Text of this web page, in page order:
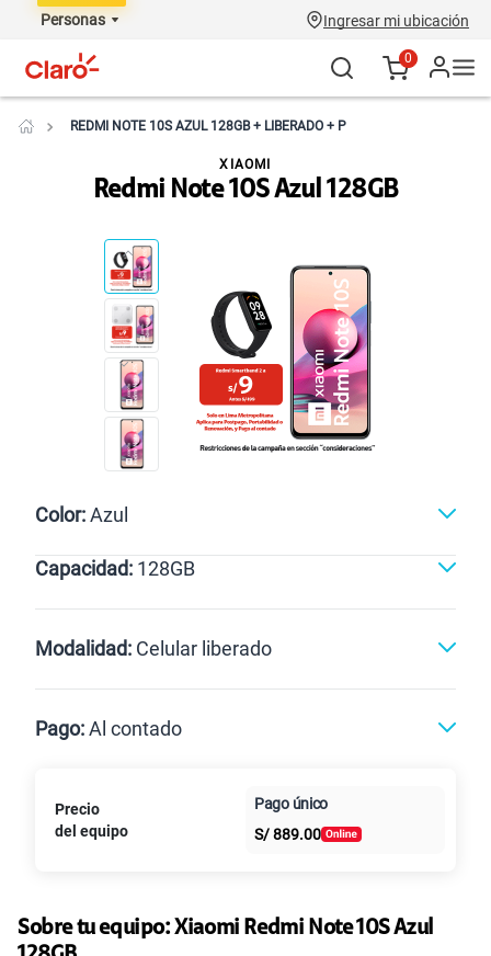
Personas Ingresar mi ubicación
0
REDMI NOTE 10S AZUL 128GB + LIBERADO + P
Redmi Note 10S Azul 128GB
XIAOMI
Color:Azul
Capacidad: 128GB
128GB
Modalidad: Celular liberado
Línea Nueva
Pago:Al contado
Al contado Cuotas Claro
intereses
Precio
del equipo
Pago único
S/889.00
Sobre tu equipo:Xiaomi Redmi Note 10S Azul